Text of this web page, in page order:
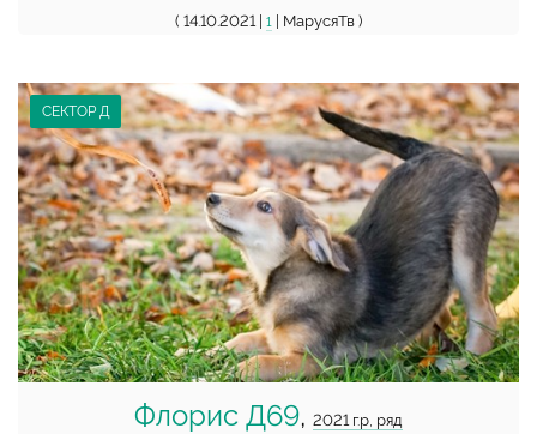
( 14.10.2021 | 1 | МарусяТв )
СЕКТОР Д
Флорис Д69, 2021 г.р, ряд